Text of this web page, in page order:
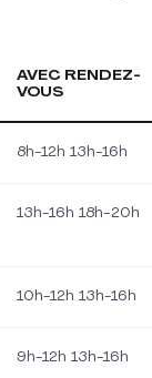
AVEC RENDEZ-
VOUS
8h-12h 13h-16h
13h-16h 18h-20h
10h-12h 13h-16h
9h-12h 13h-16h